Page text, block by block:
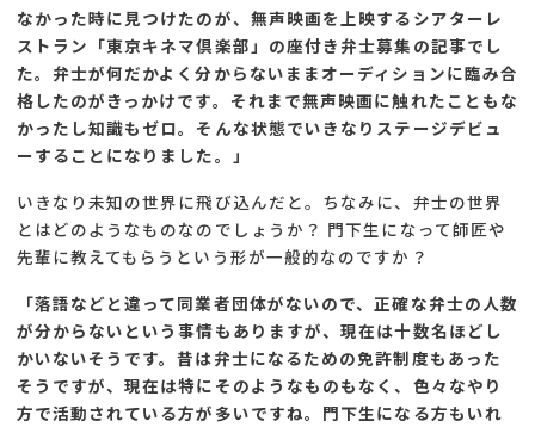
なかった時に見つけたのが、無声映画を上映するシアターレ
ストラン「東京キネマ倶楽部」の座付き弁士募集の記事でし
た。弁士が何だかよく分からないままオーディションに臨み合
格したのがきっかけです。それまで無声映画に触れたこともな
かったし知識もゼロ。そんな状態でいきなりステージデビュ
ーすることになりました。」
いきなり未知の世界に飛び込んだと。ちなみに、弁士の世界
とはどのようなものなのでしょうか？ 門下生になって師匠や
先輩に教えてもらうという形が一般的なのですか？
「落語などと違って同業者団体がないので、正確な弁士の人数
が分からないという事情もありますが、現在は十数名ほどし
かいないそうです。昔は弁士になるための免許制度もあった
そうですが、現在は特にそのようなものもなく、色々なやり
方で活動されている方が多いですね。門下生になる方もいれ